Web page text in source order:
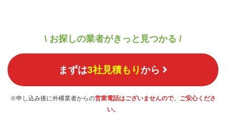
\ お探しの業者がきっと見つかる /
まずは3社見積もりから
※申し込み後に外構業者からの営業電話はございませんので、ご安心くださ
い。